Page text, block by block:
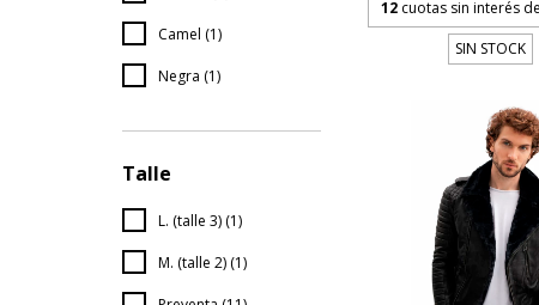
Camel (1)
Negra (1)
Talle
L. (talle 3) (1)
M. (talle 2) (1)
12 cuotas sin interés
SIN STOCK